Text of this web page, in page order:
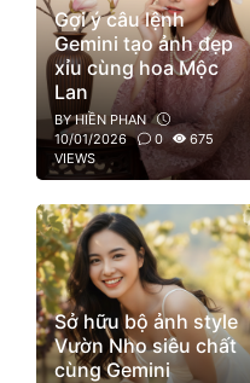
Gợi ý câu lệnh
Gemini tạo ảnh đẹp
xỉu cùng hoa Mộc
Lan
BYHIỀN PHAN
10/01/2026
0
675
VIEWS
Sở hữu bộ ảnh style
Vườn Nho siêu chất
cùng Gemini